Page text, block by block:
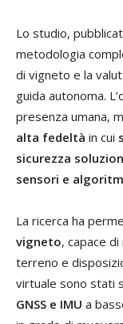
Lo studio,
metodologia
di vigneto e la
guida autonoma.
presenza umana,
alta fedeltà in cui
sicurezza
sensori e
La ricerca ha
vigneto, capace
terreno e
virtuale sono stati
GNSS e IMU a